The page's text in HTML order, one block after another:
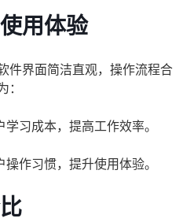
用体验
件界面简洁直观，操作流程合
学习成本，提高工作效率。
操作习惯，提升使用体验。